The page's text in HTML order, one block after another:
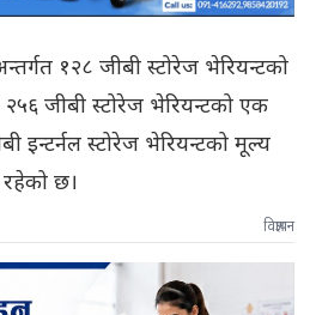
१२८ जीबी स्टोरेज भेरियन्टको
जीबी स्टोरेज भेरियन्टको एक
इन्टर्नल स्टोरेज भेरियन्टको मूल्य
छ।
विज्ञापन